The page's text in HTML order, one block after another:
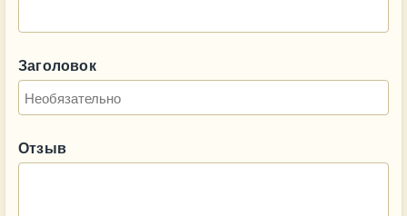
Заголовок
Отзыв